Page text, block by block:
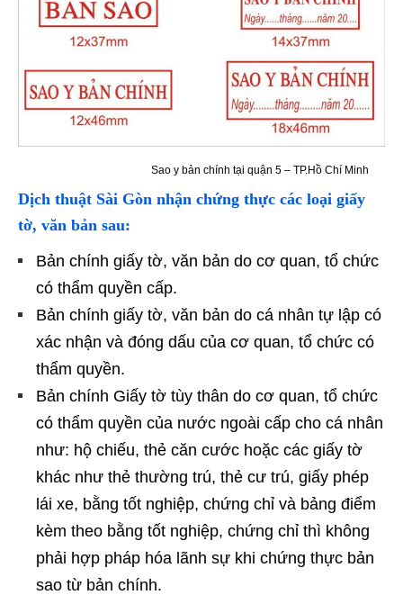
Sao y bản chính tại quận 5 – TP.Hồ Chí Minh
Dịch thuật Sài Gòn nhận chứng thực các loại giấy
tờ, văn bản sau:
Bản chính giấy tờ, văn bản do cơ quan, tổ chức
có thẩm quyền cấp.
Bản chính giấy tờ, văn bản do cá nhân tự lập có
xác nhận và đóng dấu của cơ quan, tổ chức có
thẩm quyền.
Bản chính Giấy tờ tùy thân do cơ quan, tổ chức
có thẩm quyền của nước ngoài cấp cho cá nhân
như: hộ chiếu, thẻ căn cước hoặc các giấy tờ
khác như thẻ thường trú, thẻ cư trú, giấy phép
lái xe, bằng tốt nghiệp, chứng chỉ và bảng điểm
kèm theo bằng tốt nghiệp, chứng chỉ thì không
phải hợp pháp hóa lãnh sự khi chứng thực bản
sao từ bản chính.